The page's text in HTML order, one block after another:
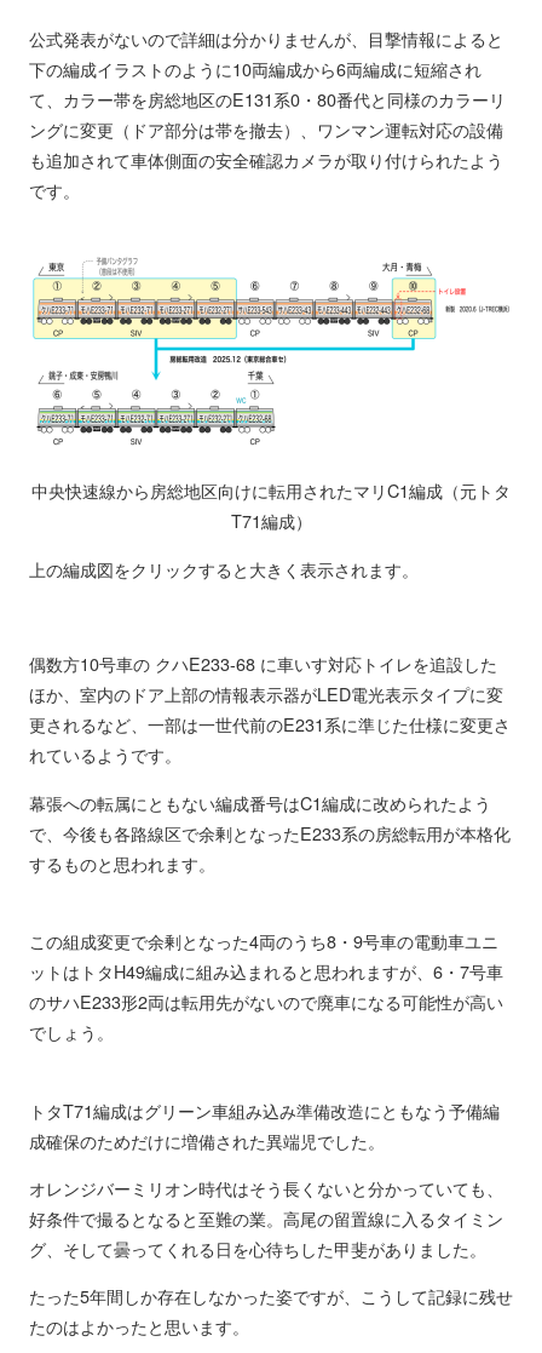
公式発表がないので詳細は分かりませんが、目撃情報によると
下の編成イラストのように10両編成から6両編成に短縮され
て、カラー帯を房総地区のE131系0・80番代と同様のカラーリ
ングに変更（ドア部分は帯を撤去）、ワンマン運転対応の設備
も追加されて車体側面の安全確認カメラが取り付けられたよう
です。
中央快速線から房総地区向けに転用されたマリC1編成（元トタ
T71編成）
上の編成図をクリックすると大きく表示されます。
偶数方10号車の クハE233-68 に車いす対応トイレを追設した
ほか、室内のドア上部の情報表示器がLED電光表示タイプに変
更されるなど、一部は一世代前のE231系に準じた仕様に変更さ
れているようです。
幕張への転属にともない編成番号はC1編成に改められたよう
で、今後も各路線区で余剰となったE233系の房総転用が本格化
するものと思われます。
この組成変更で余剰となった4両のうち8・9号車の電動車ユニ
ットはトタH49編成に組み込まれると思われますが、6・7号車
のサハE233形2両は転用先がないので廃車になる可能性が高い
でしょう。
トタT71編成はグリーン車組み込み準備改造にともなう予備編
成確保のためだけに増備された異端児でした。
オレンジバーミリオン時代はそう長くないと分かっていても、
好条件で撮るとなると至難の業。高尾の留置線に入るタイミン
グ、そして曇ってくれる日を心待ちした甲斐がありました。
たった5年間しか存在しなかった姿ですが、こうして記録に残せ
たのはよかったと思います。